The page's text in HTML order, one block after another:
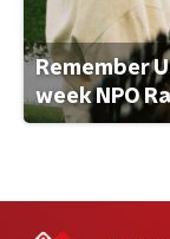
Remember
week NPO